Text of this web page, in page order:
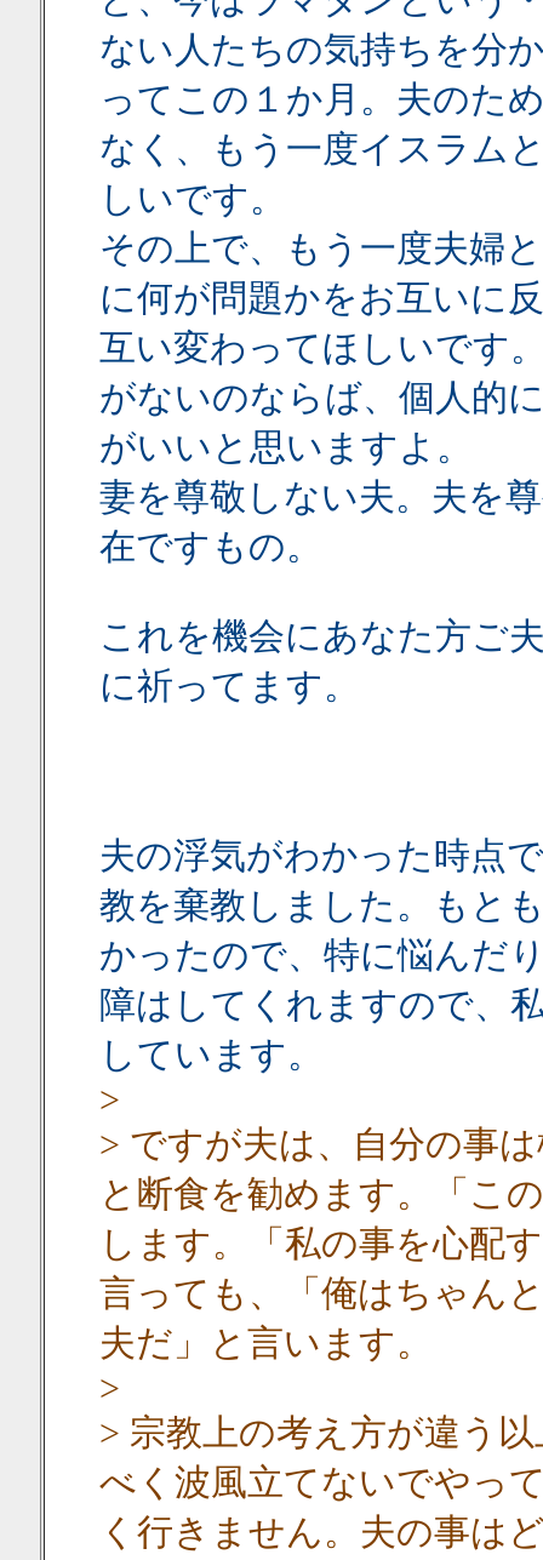
ない人たちの気持ちを分
ってこの１か月。夫のた
なく、もう一度イスラム
しいです。
その上で、もう一度夫婦
に何が問題かをお互いに
互い変わってほしいです
がないのならば、個人的
がいいと思いますよ。
妻を尊敬しない夫。夫を
在ですもの。
これを機会にあなた方ご
に祈ってます。
夫の浮気がわかった時点
教を棄教しました。もと
かったので、特に悩んだ
障はしてくれますので、
しています。
>
> ですが夫は、自分の事
と断食を勧めます。「こ
します。「私の事を心配
言っても、「俺はちゃん
夫だ」と言います。
>
> 宗教上の考え方が違う
べく波風立てないでやっ
く行きません。夫の事は